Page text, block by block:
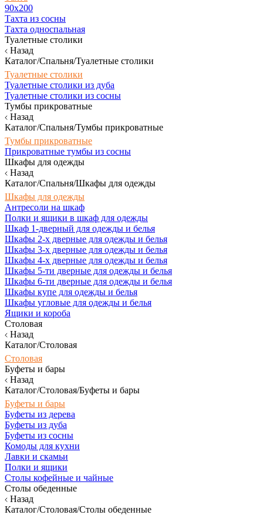
90х200
Тахта из сосны
Тахта односпальная
Туалетные столики
Назад
Каталог/Спальня/Туалетные столики
Туалетные столики
Туалетные столики из дуба
Туалетные столики из сосны
Тумбы прикроватные
Назад
Каталог/Спальня/Тумбы прикроватные
Тумбы прикроватные
Прикроватные тумбы из сосны
Шкафы для одежды
Назад
Каталог/Спальня/Шкафы для одежды
Шкафы для одежды
Антресоли на шкаф
Полки и ящики в шкаф для одежды
Шкаф 1-дверный для одежды и белья
Шкафы 2-х дверные для одежды и белья
Шкафы 3-х дверные для одежды и белья
Шкафы 4-х дверные для одежды и белья
Шкафы 5-ти дверные для одежды и белья
Шкафы 6-ти дверные для одежды и белья
Шкафы купе для одежды и белья
Шкафы угловые для одежды и белья
Ящики и короба
Столовая
Назад
Каталог/Столовая
Столовая
Буфеты и бары
Назад
Каталог/Столовая/Буфеты и бары
Буфеты и бары
Буфеты из дерева
Буфеты из дуба
Буфеты из сосны
Комоды для кухни
Лавки и скамьи
Полки и ящики
Столы кофейные и чайные
Столы обеденные
Назад
Каталог/Столовая/Столы обеденные